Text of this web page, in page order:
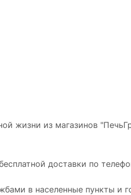
жизни из магазинов
доставки по
в населенные пункты и